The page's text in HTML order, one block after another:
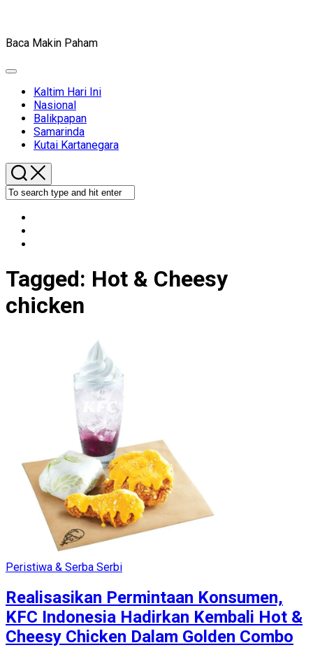
Baca Makin Paham
Expand
Kaltim Hari Ini
Nasional
Balikpapan
Samarinda
Kutai Kartanegara
Tagged: Hot & Cheesy
chicken
Peristiwa & Serba Serbi
Realisasikan Permintaan Konsumen,
KFC Indonesia Hadirkan Kembali Hot &
Cheesy Chicken Dalam Golden Combo